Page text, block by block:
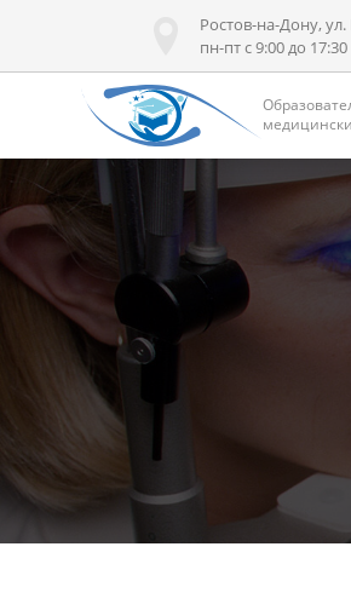
Ростов-на-Дону,
пн-пт с 9:00 до 17:30